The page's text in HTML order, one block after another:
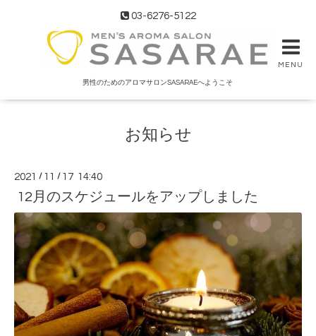
03-6276-5122
MENU
男性のためのアロマサロンSASARAEへようこそ
お知らせ
2021 / 11 / 17 14:40
12月のスケジュールをアップしました